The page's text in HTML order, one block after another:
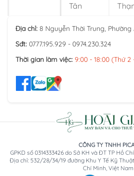
Tân
Địa chỉ: 8 Nguyễn Thời Trung, Phường
Sđt: 0777.195.929 - 0974.230.324
Thời gian làm việc: 9:00 - 18:00 (Thứ 2
CÔNG TY TNHH
GPKD số 0314333426 do Sở KH và ĐT TP Hồ
Địa chỉ: 532/28/34/19 đường Khu Y Tế Kỹ
Chí Minh, Việt Nam